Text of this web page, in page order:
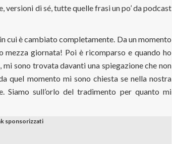
di sé, tutte quelle frasi un po’ da podcast
cui è cambiato completamente. Da un momento
mezza giornata! Poi è ricomparso e quando ho
sono trovata davanti una spiegazione che non
quel momento mi sono chiesta se nella nostra
Siamo sull’orlo del tradimento per quanto mi